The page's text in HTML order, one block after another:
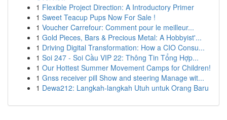
1 Flexible Project Direction: A Introductory Primer
1 Sweet Teacup Pups Now For Sale !
1 Voucher Carrefour: Comment pour le meilleur...
1 Gold Pieces, Bars & Precious Metal: A Hobbyist'...
1 Driving Digital Transformation: How a CIO Consu...
1 Soi 247 - Soi Cầu VIP 22: Thông Tin Tổng Hợp...
1 Our Hottest Summer Movement Camps for Children!
1 Gnss receiver pill Show and steering Manage wit...
1 Dewa212: Langkah-langkah Utuh untuk Orang Baru